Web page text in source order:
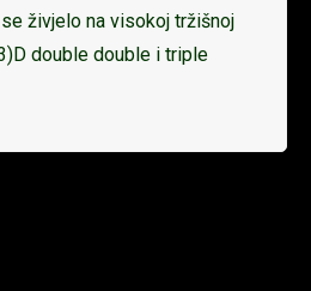
živjelo na visokoj tržišnoj
double double i triple